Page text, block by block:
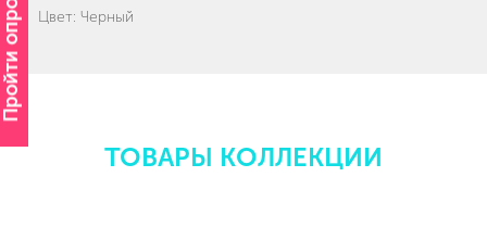
Пройти опрос Цвет: Черный
ТОВАРЫ КОЛЛЕКЦИИ